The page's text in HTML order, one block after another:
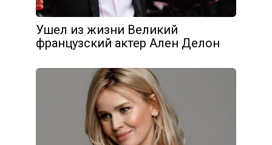
Ушел из жизни Великий
французский актер Ален Делон